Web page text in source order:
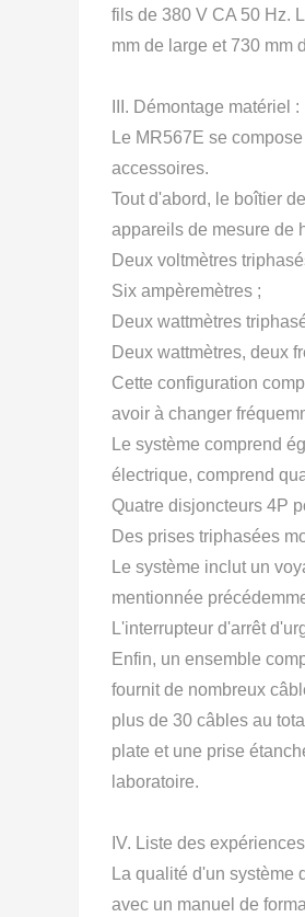
fils de 380 V CA 50 Hz.
mm de large et 730 mm
III. Démontage matériel
Le MR567E se
accessoires.
Tout d'abord, le boîtier
appareils de mesure de
Deux voltmètres
Six ampèremètres ;
Deux wattmètres
Deux wattmètres, deux
Cette configuration
avoir à changer
Le système comprend
électrique, comprend
Quatre disjoncteurs 4P
Des prises triphasées
Le système inclut un
mentionnée
L'interrupteur d'arrêt
Enfin, un ensemble
fournit de nombreux
plus de 30 câbles au
plate et une prise
laboratoire.
IV. Liste des
La qualité d'un système
avec un manuel de